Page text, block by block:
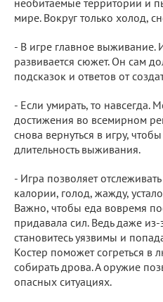
мире. Вокруг только холод,
- В игре главное выживание.
развивается сюжет. Он сам
подсказок и ответов от
- Если умирать, то навсегда.
достижения во всемирном
снова вернуться в игру,
длительность выживания.
- Игра позволяет
калории, голод, жажду,
Важно, чтобы еда вовремя
придавала сил. Ведь даже
становитесь уязвимы и
Костер поможет согреться в
собирать дрова. А оружие
опасных ситуациях.